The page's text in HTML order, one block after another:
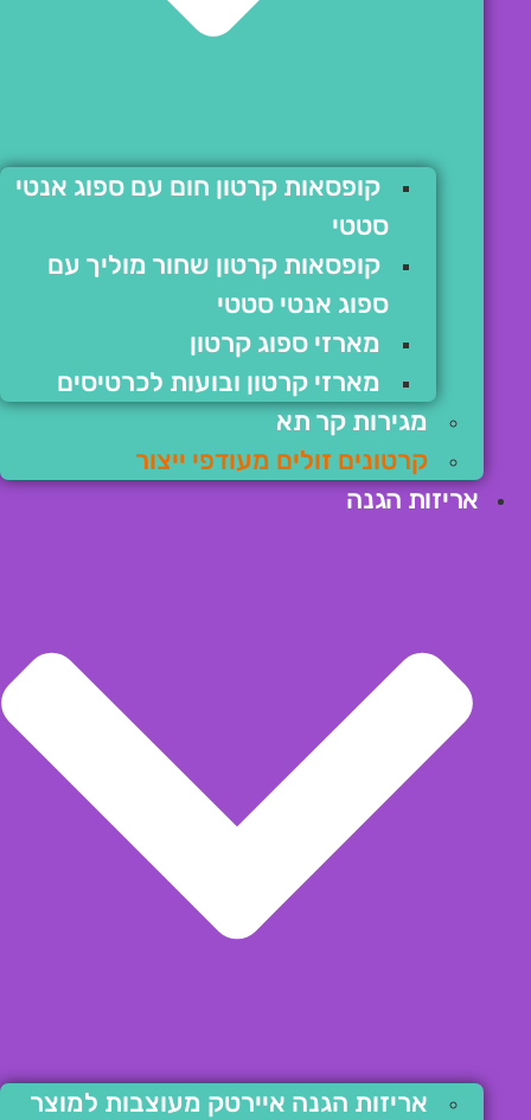
קופסאות קרטון חום עם ספוג אנטי
סטטי
קופסאות קרטון שחור מוליך עם
ספוג אנטי סטטי
מארזי ספוג קרטון
מארזי קרטון ובועות לכרטיסים
מגירות קר תא
קרטונים זולים מעודפי ייצור
אריזות הגנה
אריזות הגנה איירטק מעוצבות למוצר